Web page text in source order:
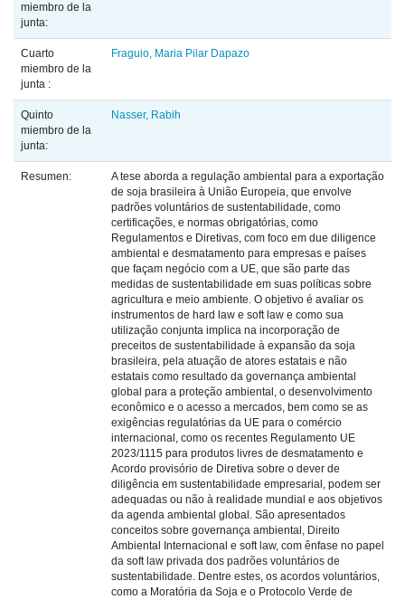
miembro de la
junta:
Cuarto
miembro de la
junta :
Fraguio, Maria Pilar Dapazo
Quinto
miembro de la
junta:
Nasser, Rabih
Resumen:
A tese aborda a regulação ambiental para a exportação
de soja brasileira à União Europeia, que envolve
padrões voluntários de sustentabilidade, como
certificações, e normas obrigatórias, como
Regulamentos e Diretivas, com foco em due diligence
ambiental e desmatamento para empresas e países
que façam negócio com a UE, que são parte das
medidas de sustentabilidade em suas políticas sobre
agricultura e meio ambiente. O objetivo é avaliar os
instrumentos de hard law e soft law e como sua
utilização conjunta implica na incorporação de
preceitos de sustentabilidade à expansão da soja
brasileira, pela atuação de atores estatais e não
estatais como resultado da governança ambiental
global para a proteção ambiental, o desenvolvimento
econômico e o acesso a mercados, bem como se as
exigências regulatórias da UE para o comércio
internacional, como os recentes Regulamento UE
2023/1115 para produtos livres de desmatamento e
Acordo provisório de Diretiva sobre o dever de
diligência em sustentabilidade empresarial, podem ser
adequadas ou não à realidade mundial e aos objetivos
da agenda ambiental global. São apresentados
conceitos sobre governança ambiental, Direito
Ambiental Internacional e soft law, com ênfase no papel
da soft law privada dos padrões voluntários de
sustentabilidade. Dentre estes, os acordos voluntários,
como a Moratória da Soja e o Protocolo Verde de